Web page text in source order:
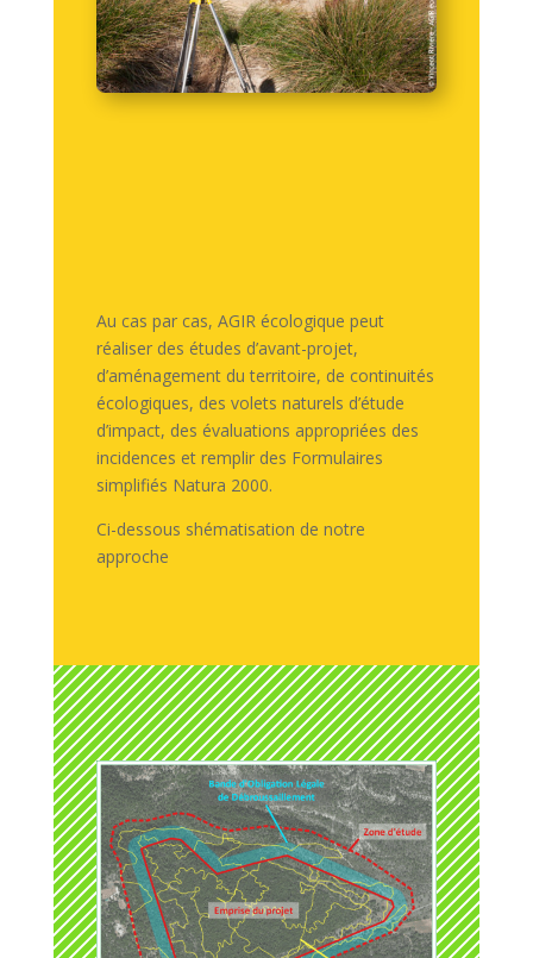
Au cas par cas, AGIR écologique peut
réaliser des études d’avant-projet,
d’aménagement du territoire, de continuités
écologiques, des volets naturels d’étude
d’impact, des évaluations appropriées des
incidences et remplir des Formulaires
simplifiés Natura 2000.
Ci-dessous shématisation de notre
approche